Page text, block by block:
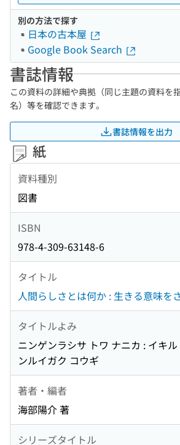
別の方法で探す
日本の古本屋
Google Book Search
書誌情報
この資料の詳細や典拠（同じ主題の資料を
名）等を確認できます。
書誌情報を出力
紙
資料種別
図書
ISBN
978-4-309-63148-6
タイトル
人間らしさとは何か : 生きる意味を
タイトルよみ
ニンゲンラシサ トワ ナニカ : イキ
ンルイガク コウギ
著者・編者
海部陽介 著
シリーズタイトル